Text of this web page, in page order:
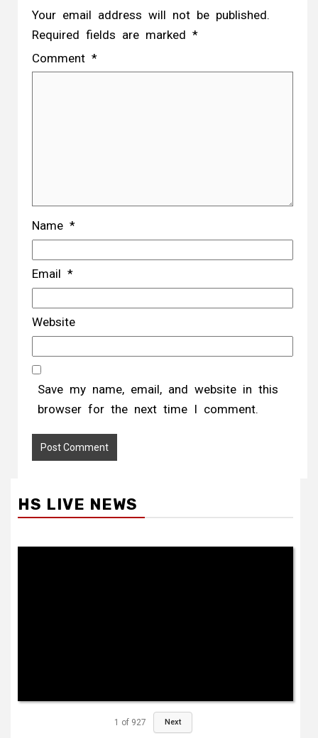
Your email address will not be published.
Required fields are marked *
Comment *
Name *
Email *
Website
Save my name, email, and website in this
browser for the next time I comment.
HS LIVE NEWS
1 of 927 Next